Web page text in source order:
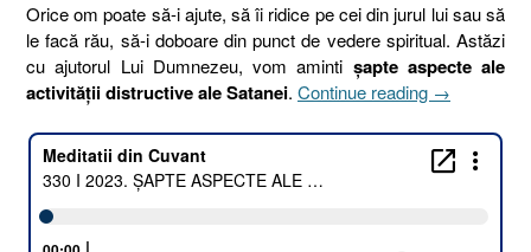
Orice om poate să-i ajute, să îi ridice pe cei din jurul lui sau să
le facă rău, să-i doboare din punct de vedere spiritual. Astăzi
cu ajutorul Lui Dumnezeu, vom aminti șapte aspecte ale
activității distructive ale Satanei. Continue reading „330
2023.
ȘAPTE
→